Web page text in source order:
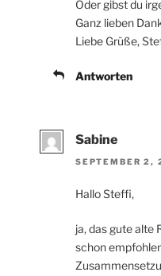
Oder gibst du
Ganz lieben
Liebe Grüße,
Antworten
Sabine
SEPTEMBER 2,
Hallo Steffi,
ja, das gute alte
schon